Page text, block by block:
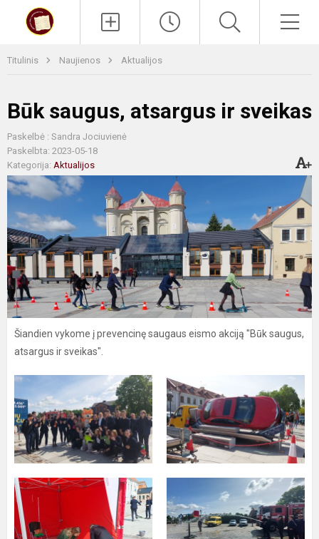
Titulinis Naujienos Aktualijos
Būk saugus, atsargus ir sveikas
Paskelbė : Sandra Jociuvienė
Paskelbta: 2023-05-18
Kategorija: Aktualijos
Šiandien vykome į prevencinę saugaus eismo akciją "Būk saugus,
atsargus ir sveikas".